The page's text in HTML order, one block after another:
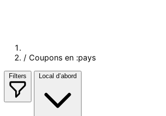
/ Coupons en :pays
Filters Local d’abord